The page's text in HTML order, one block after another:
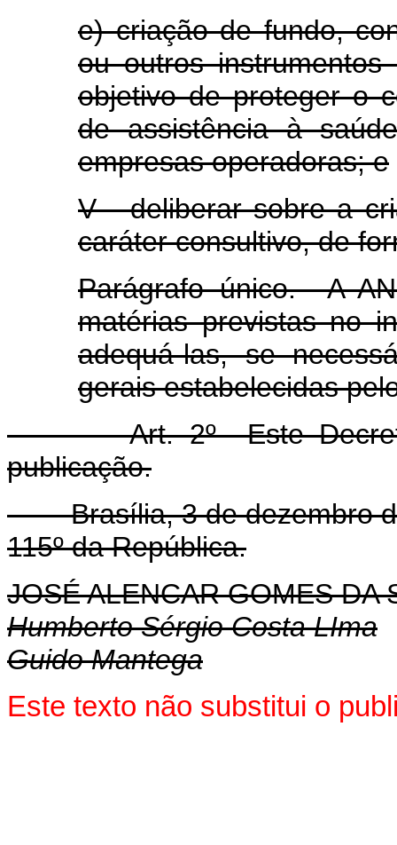
e) criação de fundo,
ou outros
objetivo de proteger o
de assistência à
empresas operadoras; e
V - deliberar sobre a
caráter consultivo, de
Parágrafo único. A
matérias previstas no
adequá-las, se
gerais estabelecidas
Art. 2º Este Decreto
publicação.
Brasília, 3 de dezembro de
115º da República.
JOSÉ ALENCAR GOMES DA
Humberto Sérgio Costa LIma
Guido Mantega
Este texto não substitui o